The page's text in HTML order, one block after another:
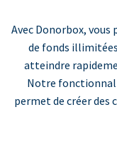
Avec Donorbox, vous
de fonds
atteindre
Notre
permet de créer des